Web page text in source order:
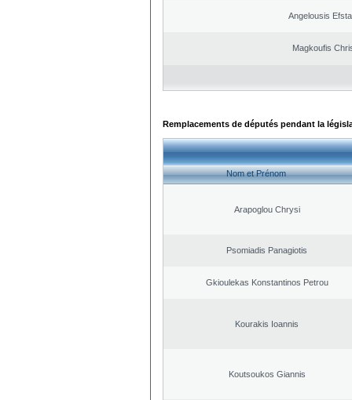
Angelousis
Magkoufis
Remplacements de députés pendant la
Nom et Prénom
Arapoglou Chrysi
Psomiadis Panagiotis
Gkioulekas Konstantinos Petrou
Kourakis Ioannis
Koutsoukos Giannis